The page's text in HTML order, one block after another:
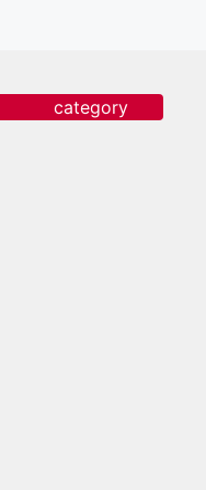
category